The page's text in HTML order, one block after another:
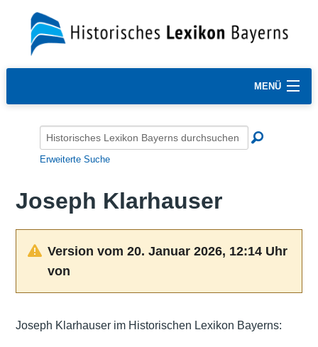
MENÜ
Erweiterte Suche
Joseph Klarhauser
Version vom 20. Januar 2026, 12:14 Uhr
von
Joseph Klarhauser im Historischen Lexikon Bayerns: